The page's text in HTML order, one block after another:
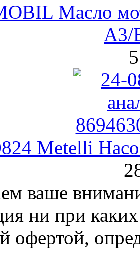
Масло
A3/
Metelli
ваше
ни при каких
офертой,